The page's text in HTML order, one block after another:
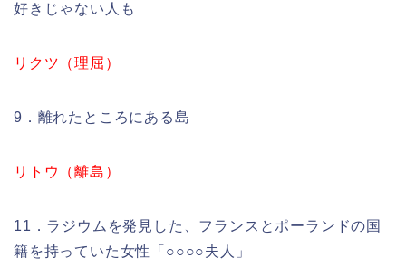
好きじゃない人も
リクツ（理屈）
9．離れたところにある島
リトウ（離島）
11．ラジウムを発見した、フランスとポーランドの国
籍を持っていた女性「○○○○夫人」